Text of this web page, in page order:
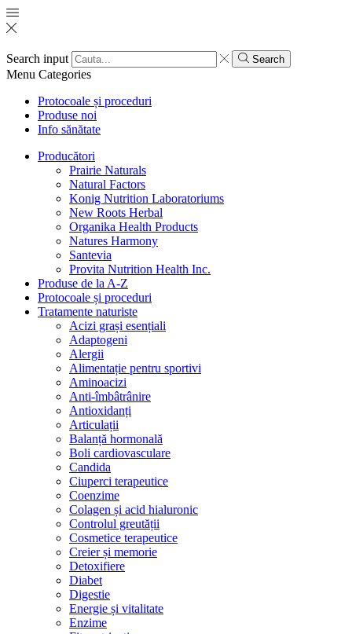
Search input Search
Menu Categories
Protocoale și proceduri
Produse noi
Info sănătate
Producători
Prairie Naturals
Natural Factors
Konig Nutrition Laboratoriums
New Roots Herbal
Organika Health Products
Natures Harmony
Santevia
Provita Nutrition Health Inc.
Produse de la A-Z
Protocoale și proceduri
Tratamente naturiste
Acizi grași esențiali
Adaptogeni
Alergii
Alimentație pentru sportivi
Aminoacizi
Anti-îmbâtrânire
Antioxidanți
Articulații
Balanță hormonală
Boli cardiovasculare
Candida
Ciuperci terapeutice
Coenzime
Colagen și acid hialuronic
Controlul greutății
Cosmetice terapeutice
Creier și memorie
Detoxifiere
Diabet
Digestie
Energie și vitalitate
Enzime